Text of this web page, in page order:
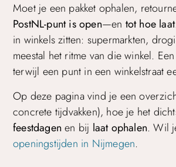
Moet je een pakket ophalen,
PostNL-punt is open—en tot hoe laat
in winkels zitten: supermarkten,
meestal het ritme van die winkel.
terwijl een punt in een winkelstraat
Op deze pagina vind je een
concrete tijdvakken), hoe je het
feestdagen en bij laat ophalen. Wil
openingstijden in Nijmegen.